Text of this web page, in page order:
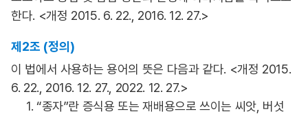
한다. <개정 2015. 6. 22., 2016. 12. 27.>
제2조 (정의)
이 법에서 사용하는 용어의 뜻은 다음과 같다. <개정 2015.
6. 22., 2016. 12. 27., 2022. 12. 27.>
1. “종자”란 증식용 또는 재배용으로 쓰이는 씨앗, 버섯